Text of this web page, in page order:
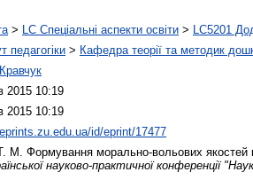
> LC Спеціальні аспекти освіти > LC5201
педагогіки > Кафедра теорії та методик
2015 10:19
2015 10:19
id/eprint/17477
М. Формування морально-вольових якостей
науково-практичної конференції